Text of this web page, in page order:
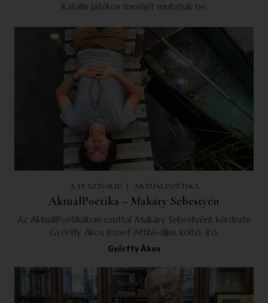
Katalin játékos meséjét mutatják be.
A TE SZTORID | AKTUÁLPOÉTIKA
AktuálPoétika – Makáry Sebestyén
Az AktuálPoétikában ezúttal Makáry Sebestyént kérdezte
Győrffy Ákos József Attila-díjas költő, író.
Győrffy Ákos